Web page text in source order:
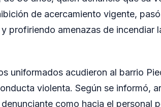
de acercamiento vigente,
profiriendo amenazas de incendiar
uniformados acudieron al barrio
violenta. Según se informó,
como hacia el personal